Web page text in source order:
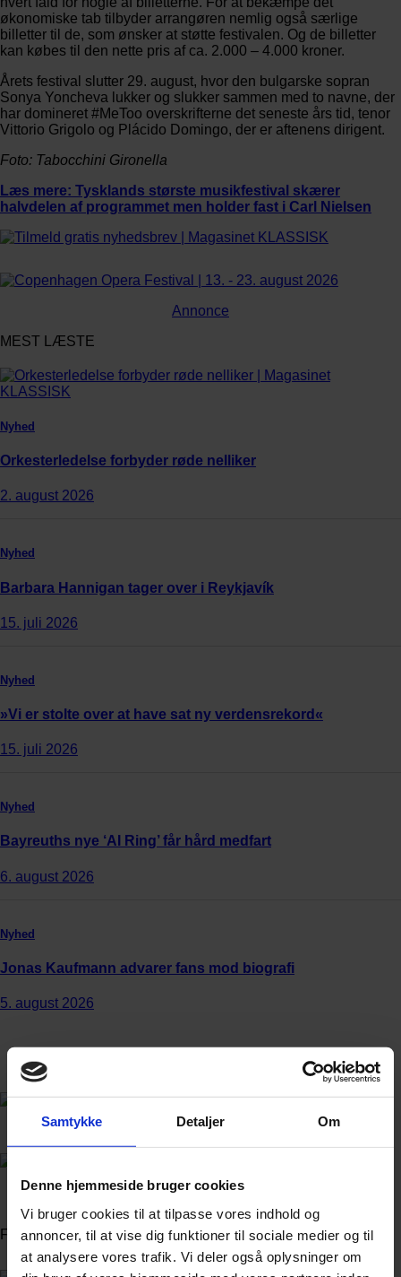
Samtykke Detaljer Om
Denne hjemmeside bruger cookies
Vi bruger cookies til at tilpasse vores indhold og
annoncer, til at vise dig funktioner til sociale medier og til
at analysere vores trafik. Vi deler også oplysninger om
økonomiske tab tilbyder arrangøren nemlig også særlige
billetter til de, som ønsker at støtte festivalen. Og de billetter
kan købes til den nette pris af ca. 2.000 – 4.000 kroner.
Årets festival slutter 29. august, hvor den bulgarske sopran
Sonya Yoncheva lukker og slukker sammen med to navne, der
har domineret #MeToo overskrifterne det seneste års tid, tenor
Vittorio Grigolo og Plácido Domingo, der er aftenens dirigent.
Foto: Tabocchini Gironella
Læs mere: Tysklands største musikfestival skærer
halvdelen af programmet men holder fast i Carl Nielsen
Annonce
MEST LÆSTE
Nyhed
Orkesterledelse forbyder røde nelliker
2. august 2026
Nyhed
Barbara Hannigan tager over i Reykjavík
15. juli 2026
Nyhed
»Vi er stolte over at have sat ny verdensrekord«
15. juli 2026
Nyhed
Bayreuths nye ‘AI Ring’ får hård medfart
6. august 2026
Nyhed
Jonas Kaufmann advarer fans mod biografi
5. august 2026
Annonce
Annonce
FLERE NYHEDER